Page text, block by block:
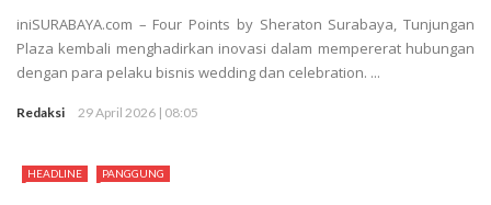
Felicia Juara The Icon Indonesia 2026: Tampil Memukau
iniSURABAYA.com – Four Points by Sheraton Surabaya, Tunjungan
Plaza kembali menghadirkan inovasi dalam mempererat hubungan
dengan para pelaku bisnis wedding dan celebration. ...
Redaksi 29 April 2026 | 08:05
HEADLINE PANGGUNG